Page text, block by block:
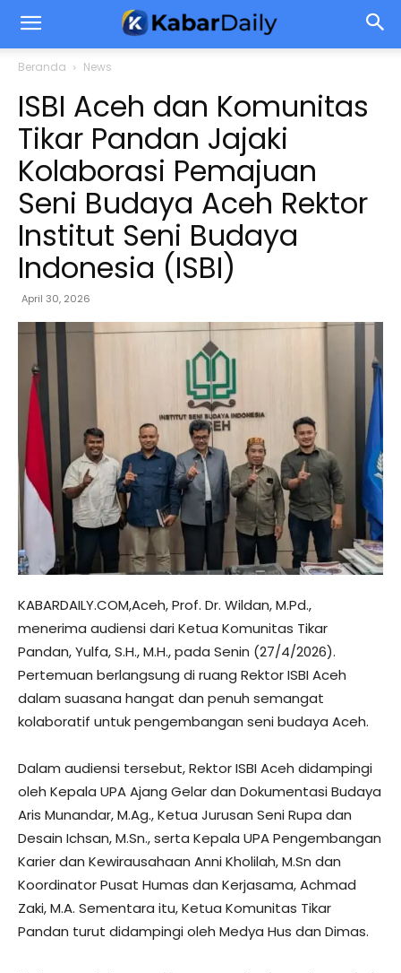
Beranda News
ISBI Aceh dan Komunitas
Tikar Pandan Jajaki
Kolaborasi Pemajuan
Seni Budaya Aceh Rektor
Institut Seni Budaya
Indonesia (ISBI)
April 30, 2026
KABARDAILY.COM,Aceh, Prof. Dr. Wildan, M.Pd.,
menerima audiensi dari Ketua Komunitas Tikar
Pandan, Yulfa, S.H., M.H., pada Senin (27/4/2026).
Pertemuan berlangsung di ruang Rektor ISBI Aceh
dalam suasana hangat dan penuh semangat
kolaboratif untuk pengembangan seni budaya Aceh.
Dalam audiensi tersebut, Rektor ISBI Aceh didampingi
oleh Kepala UPA Ajang Gelar dan Dokumentasi Budaya
Aris Munandar, M.Ag., Ketua Jurusan Seni Rupa dan
Desain Ichsan, M.Sn., serta Kepala UPA Pengembangan
Karier dan Kewirausahaan Anni Kholilah, M.Sn dan
Koordinator Pusat Humas dan Kerjasama, Achmad
Zaki, M.A. Sementara itu, Ketua Komunitas Tikar
Pandan turut didampingi oleh Medya Hus dan Dimas.